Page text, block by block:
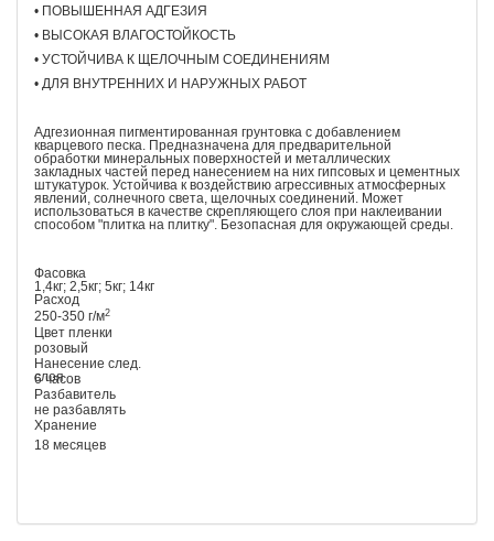
• ПОВЫШЕННАЯ АДГЕЗИЯ
• ВЫСОКАЯ ВЛАГОСТОЙКОСТЬ
• УСТОЙЧИВА К ЩЕЛОЧНЫМ СОЕДИНЕНИЯМ
• ДЛЯ ВНУТРЕННИХ И НАРУЖНЫХ РАБОТ
Адгезионная пигментированная грунтовка с добавлением
кварцевого песка. Предназначена для предварительной
обработки минеральных поверхностей и металлических
закладных частей перед нанесением на них гипсовых и цементных
штукатурок. Устойчива к воздействию агрессивных атмосферных
явлений, солнечного света, щелочных соединений. Может
использоваться в качестве скрепляющего слоя при наклеивании
способом "плитка на плитку". Безопасная для окружающей среды.
Фасовка
1,4кг; 2,5кг; 5кг; 14кг
Расход
250-350 г/м2
Цвет пленки
розовый
Нанесение след.
слоя
6 часов
Разбавитель
не разбавлять
Хранение
18 месяцев